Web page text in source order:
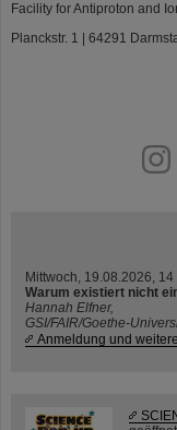
Facility for Antiproton and
Planckstr. 1 | 64291
youtube
Mittwoch, 19.08.2026, 14
Warum existiert nicht
Hannah Elfner,
GSI/FAIR/Goethe-
Anmeldung und